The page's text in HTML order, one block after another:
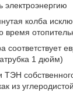
электроэнергию
колба
время
соответствует
1 дюйм)
ТЭН
из